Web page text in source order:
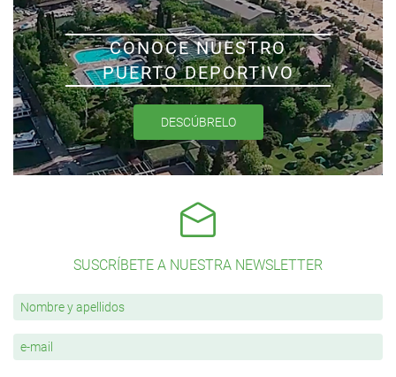
CONOCE NUESTRO
PUERTO DEPORTIVO
DESCÚBRELO
SUSCRÍBETE A NUESTRA NEWSLETTER